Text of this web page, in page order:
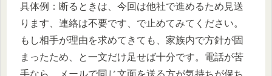
具体例：断るときは、今回は他社で進めるため見送
ります、連絡は不要です、で止めてみてください。
もし相手が理由を求めてきても、家族内で方針が固
まったため、と一文だけ足せば十分です。電話が苦
手なら、メールで同じ文面を送る方が気持ちが保ち